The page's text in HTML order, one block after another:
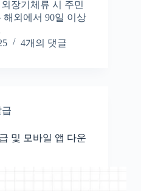
장기체류 시 주민
외에서 90일 이상
4개의 댓글
및 모바일 앱 다운